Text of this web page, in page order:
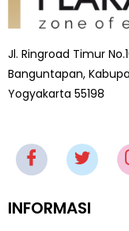
Jl. Ringroad Timur
Banguntapan,
Yogyakarta 55198
INFORMASI